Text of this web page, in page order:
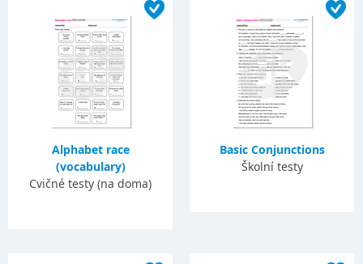
Alphabet race
(vocabulary)
Cvičné testy (na doma)
Basic Conjunctions
Školní testy